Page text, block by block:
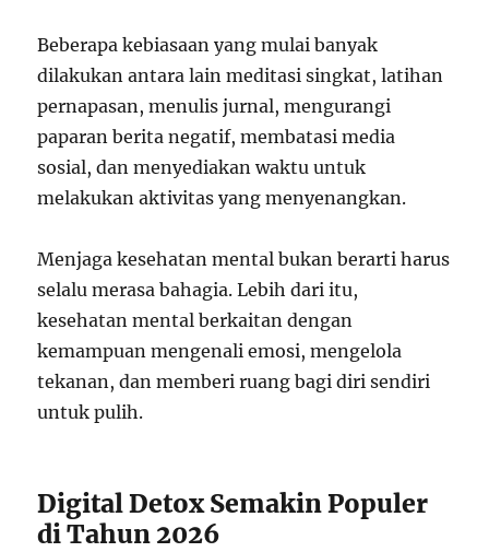
Beberapa kebiasaan yang mulai banyak
dilakukan antara lain meditasi singkat, latihan
pernapasan, menulis jurnal, mengurangi
paparan berita negatif, membatasi media
sosial, dan menyediakan waktu untuk
melakukan aktivitas yang menyenangkan.
Menjaga kesehatan mental bukan berarti harus
selalu merasa bahagia. Lebih dari itu,
kesehatan mental berkaitan dengan
kemampuan mengenali emosi, mengelola
tekanan, dan memberi ruang bagi diri sendiri
untuk pulih.
Digital Detox Semakin Populer
di Tahun 2026